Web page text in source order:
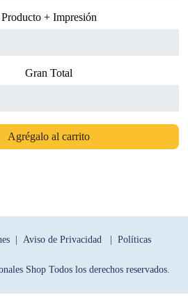
Producto + Impresión
Gran Total
Agrégalo al carrito
| Aviso de Privacidad | Políticas
Shop Todos los derechos reservados.